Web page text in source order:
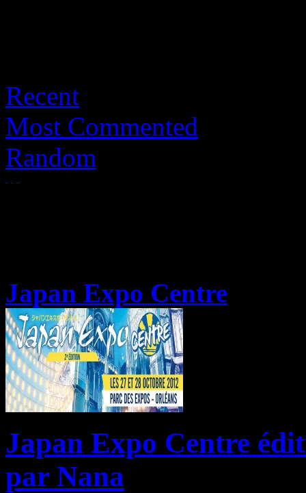
Recent
Most Commented
Random
Japan Expo Centre
Japan Expo Centre
par Nana